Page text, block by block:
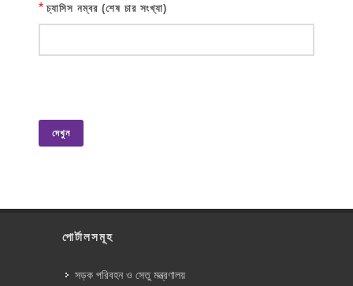
* চ্যাসিস নম্বর (শেষ চার সংখ্যা)
দেখুন
পোর্টালসমূহ
সড়ক পরিবহন ও সেতু মন্ত্রণালয়